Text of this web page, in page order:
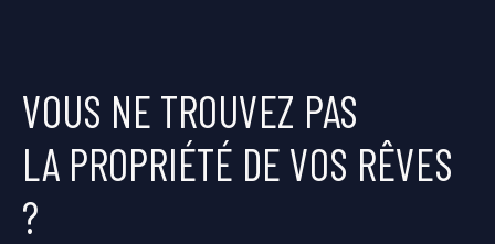
VOUS NE TROUVEZ PAS
LA PROPRIÉTÉ DE VOS RÊVES
?